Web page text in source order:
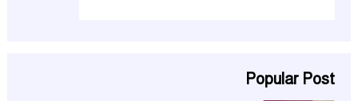
Popular Post